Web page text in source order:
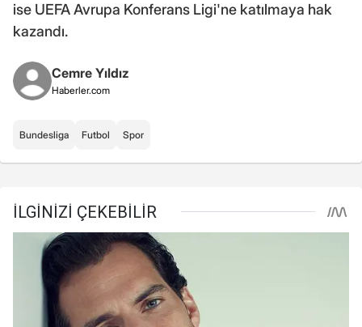
ise UEFA Avrupa Konferans Ligi'ne katılmaya hak
kazandı.
Cemre Yıldız
Haberler.com
Bundesliga Futbol Spor